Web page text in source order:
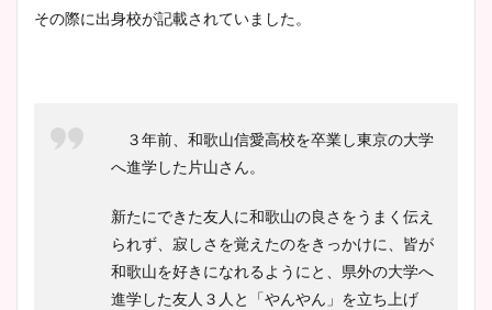
その際に出身校が記載されていました。
３年前、和歌山信愛高校を卒業し東京の大学
へ進学した片山さん。
新たにできた友人に和歌山の良さをうまく伝え
られず、寂しさを覚えたのをきっかけに、皆が
和歌山を好きになれるようにと、県外の大学へ
進学した友人３人と「やんやん」を立ち上げ